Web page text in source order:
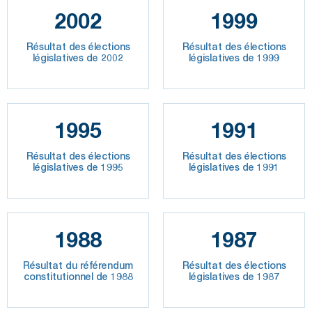
2002
Résultat des élections
législatives de 2002
1999
Résultat des élections
législatives de 1999
1995
Résultat des élections
législatives de 1995
1991
Résultat des élections
législatives de 1991
1988
Résultat du référendum
constitutionnel de 1988
1987
Résultat des élections
législatives de 1987